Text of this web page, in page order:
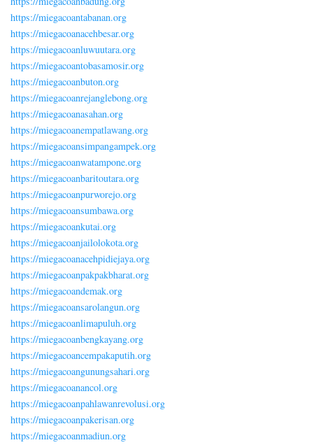
https://miegacoantabanan.org
https://miegacoanacehbesar.org
https://miegacoanluwuutara.org
https://miegacoantobasamosir.org
https://miegacoanbuton.org
https://miegacoanrejanglebong.org
https://miegacoanasahan.org
https://miegacoanempatlawang.org
https://miegacoansimpangampek.org
https://miegacoanwatampone.org
https://miegacoanbaritoutara.org
https://miegacoanpurworejo.org
https://miegacoansumbawa.org
https://miegacoankutai.org
https://miegacoanjailolokota.org
https://miegacoanacehpidiejaya.org
https://miegacoanpakpakbharat.org
https://miegacoandemak.org
https://miegacoansarolangun.org
https://miegacoanlimapuluh.org
https://miegacoanbengkayang.org
https://miegacoancempakaputih.org
https://miegacoangunungsahari.org
https://miegacoanancol.org
https://miegacoanpahlawanrevolusi.org
https://miegacoanpakerisan.org
https://miegacoanmadiun.org